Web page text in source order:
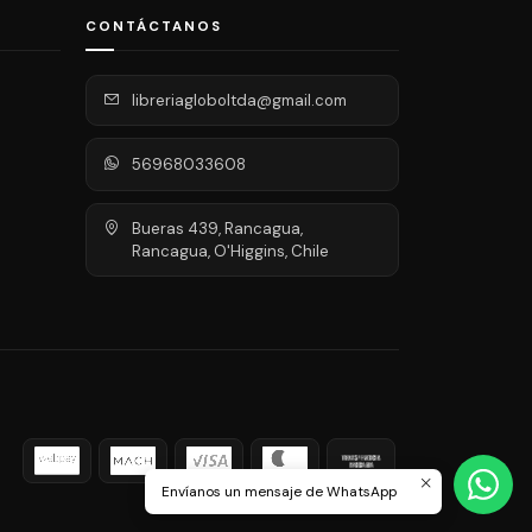
CONTÁCTANOS
libreriagloboltda@gmail.com
56968033608
Bueras 439, Rancagua,
Rancagua, O'Higgins, Chile
Envíanos un mensaje de WhatsApp